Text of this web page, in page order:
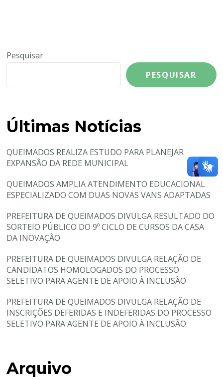
Pesquisar
PESQUISAR
Últimas Notícias
QUEIMADOS REALIZA ESTUDO PARA PLANEJAR
EXPANSÃO DA REDE MUNICIPAL
QUEIMADOS AMPLIA ATENDIMENTO EDUCACIONAL
ESPECIALIZADO COM DUAS NOVAS VANS ADAPTADAS
PREFEITURA DE QUEIMADOS DIVULGA RESULTADO DO
SORTEIO PÚBLICO DO 9º CICLO DE CURSOS DA CASA
DA INOVAÇÃO
PREFEITURA DE QUEIMADOS DIVULGA RELAÇÃO DE
CANDIDATOS HOMOLOGADOS DO PROCESSO
SELETIVO PARA AGENTE DE APOIO À INCLUSÃO
PREFEITURA DE QUEIMADOS DIVULGA RELAÇÃO DE
INSCRIÇÕES DEFERIDAS E INDEFERIDAS DO PROCESSO
SELETIVO PARA AGENTE DE APOIO À INCLUSÃO
Arquivo